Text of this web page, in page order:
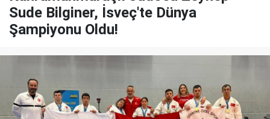
Sude Bilginer, İsveç'te Dünya
Şampiyonu Oldu!